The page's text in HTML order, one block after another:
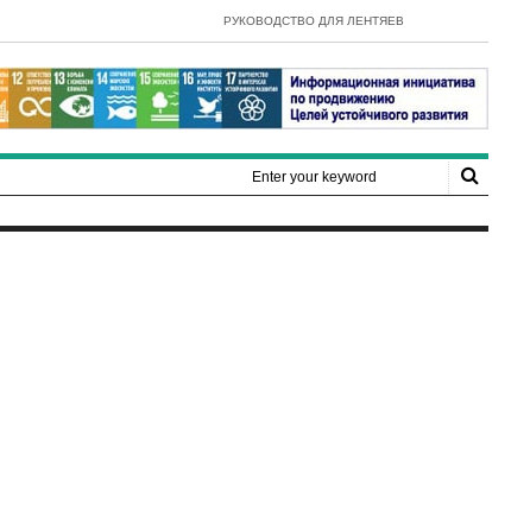
- E-Government Development Index
РУКОВОДСТВО ДЛЯ ЛЕНТЯЕВ